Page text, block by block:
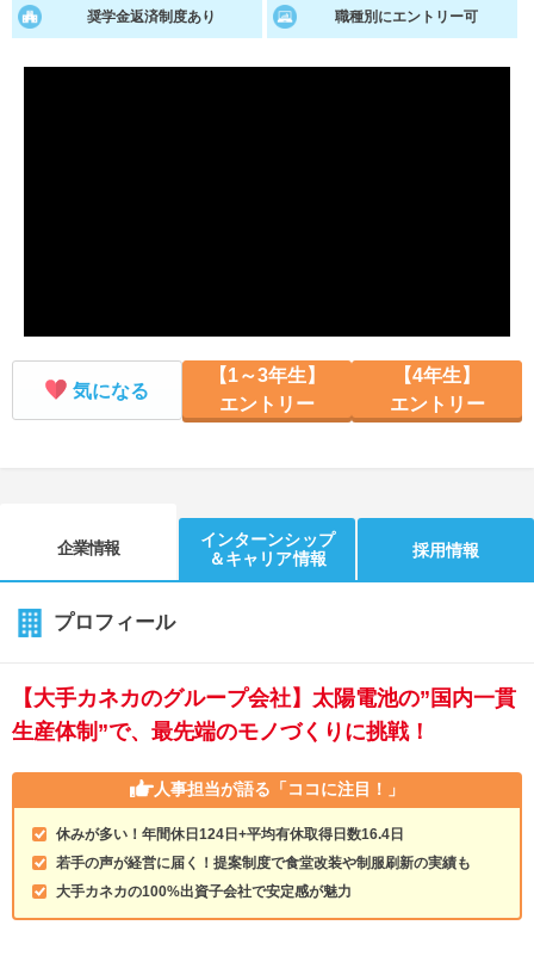
奨学金返済制度あり 職種別にエントリー可
気になる
【1～3年生】
エントリー
【4年生】
エントリー
企業情報
インターンシップ
＆キャリア情報
採用情報
プロフィール
【大手カネカのグループ会社】太陽電池の”国内一貫
生産体制”で、最先端のモノづくりに挑戦！
人事担当が語る 「ココに注目！」
休みが多い！年間休日124日+平均有休取得日数16.4日
若手の声が経営に届く！提案制度で食堂改装や制服刷新の実績も
大手カネカの100%出資子会社で安定感が魅力